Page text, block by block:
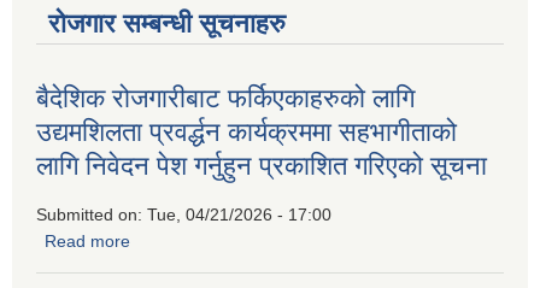
रोजगार सम्बन्धी सूचनाहरु
बैदेशिक रोजगारीबाट फर्किएकाहरुको लागि
उद्यमशिलता प्रवर्द्धन कार्यक्रममा सहभागीताको
लागि निवेदन पेश गर्नुहुन प्रकाशित गरिएको सूचना
Submitted on: Tue, 04/21/2026 - 17:00
Read more